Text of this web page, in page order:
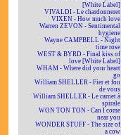
[White Label]
VIVALDI - Le chardonneret
VIXEN - How much love
Warren ZEVON - Sentimental
hygiene
Wayne CAMPBELL - Night
time rose
WEST & BYRD - Final kiss of
love [White Label]
WHAM - Where did your heart
go
William SHELLER - Fier et fou
de vous
William SHELLER - Le carnet à
spirale
WON TON TON - Can I come
near you
WONDER STUFF - The size of
a cow